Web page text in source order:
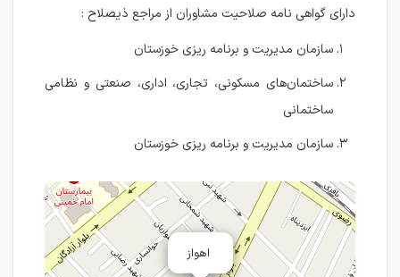
دارای گواهی نامه صلاحيت مشاوران از مراجع ذيصلاح :
سازمان مديريت و برنامه ريزی خوزستان
ساختمان‌های مسكونی، تجاری، اداری، صنعتی و نظامی
ساختمانی
سازمان مديريت و برنامه ريزی خوزستان
اهواز